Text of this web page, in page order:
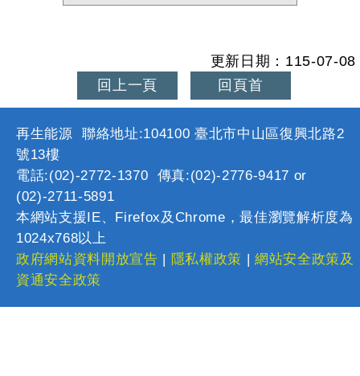
更新日期：115-07-08
回上一頁
回頁首
再生能源 聯絡地址:104100 臺北市中山區復興北路2
號13樓
電話:(02)-2772-1370 傳真:(02)-2776-9417 or
(02)-2711-5891
本網站支援IE、Firefox及Chrome，最佳瀏覽解析度為
1024x768以上
政府網站資料開放宣告 | 隱私權政策 |網站安全政策及
資通安全政策